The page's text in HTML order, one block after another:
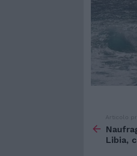
di
Articolo
Libia,